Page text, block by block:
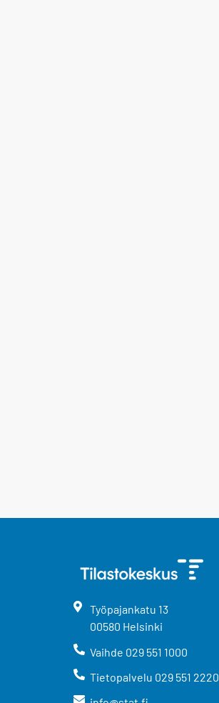
Työpajankatu 13
00580 Helsinki
Vaihde 029 551 1000
Tietopalvelu 029 551 2220